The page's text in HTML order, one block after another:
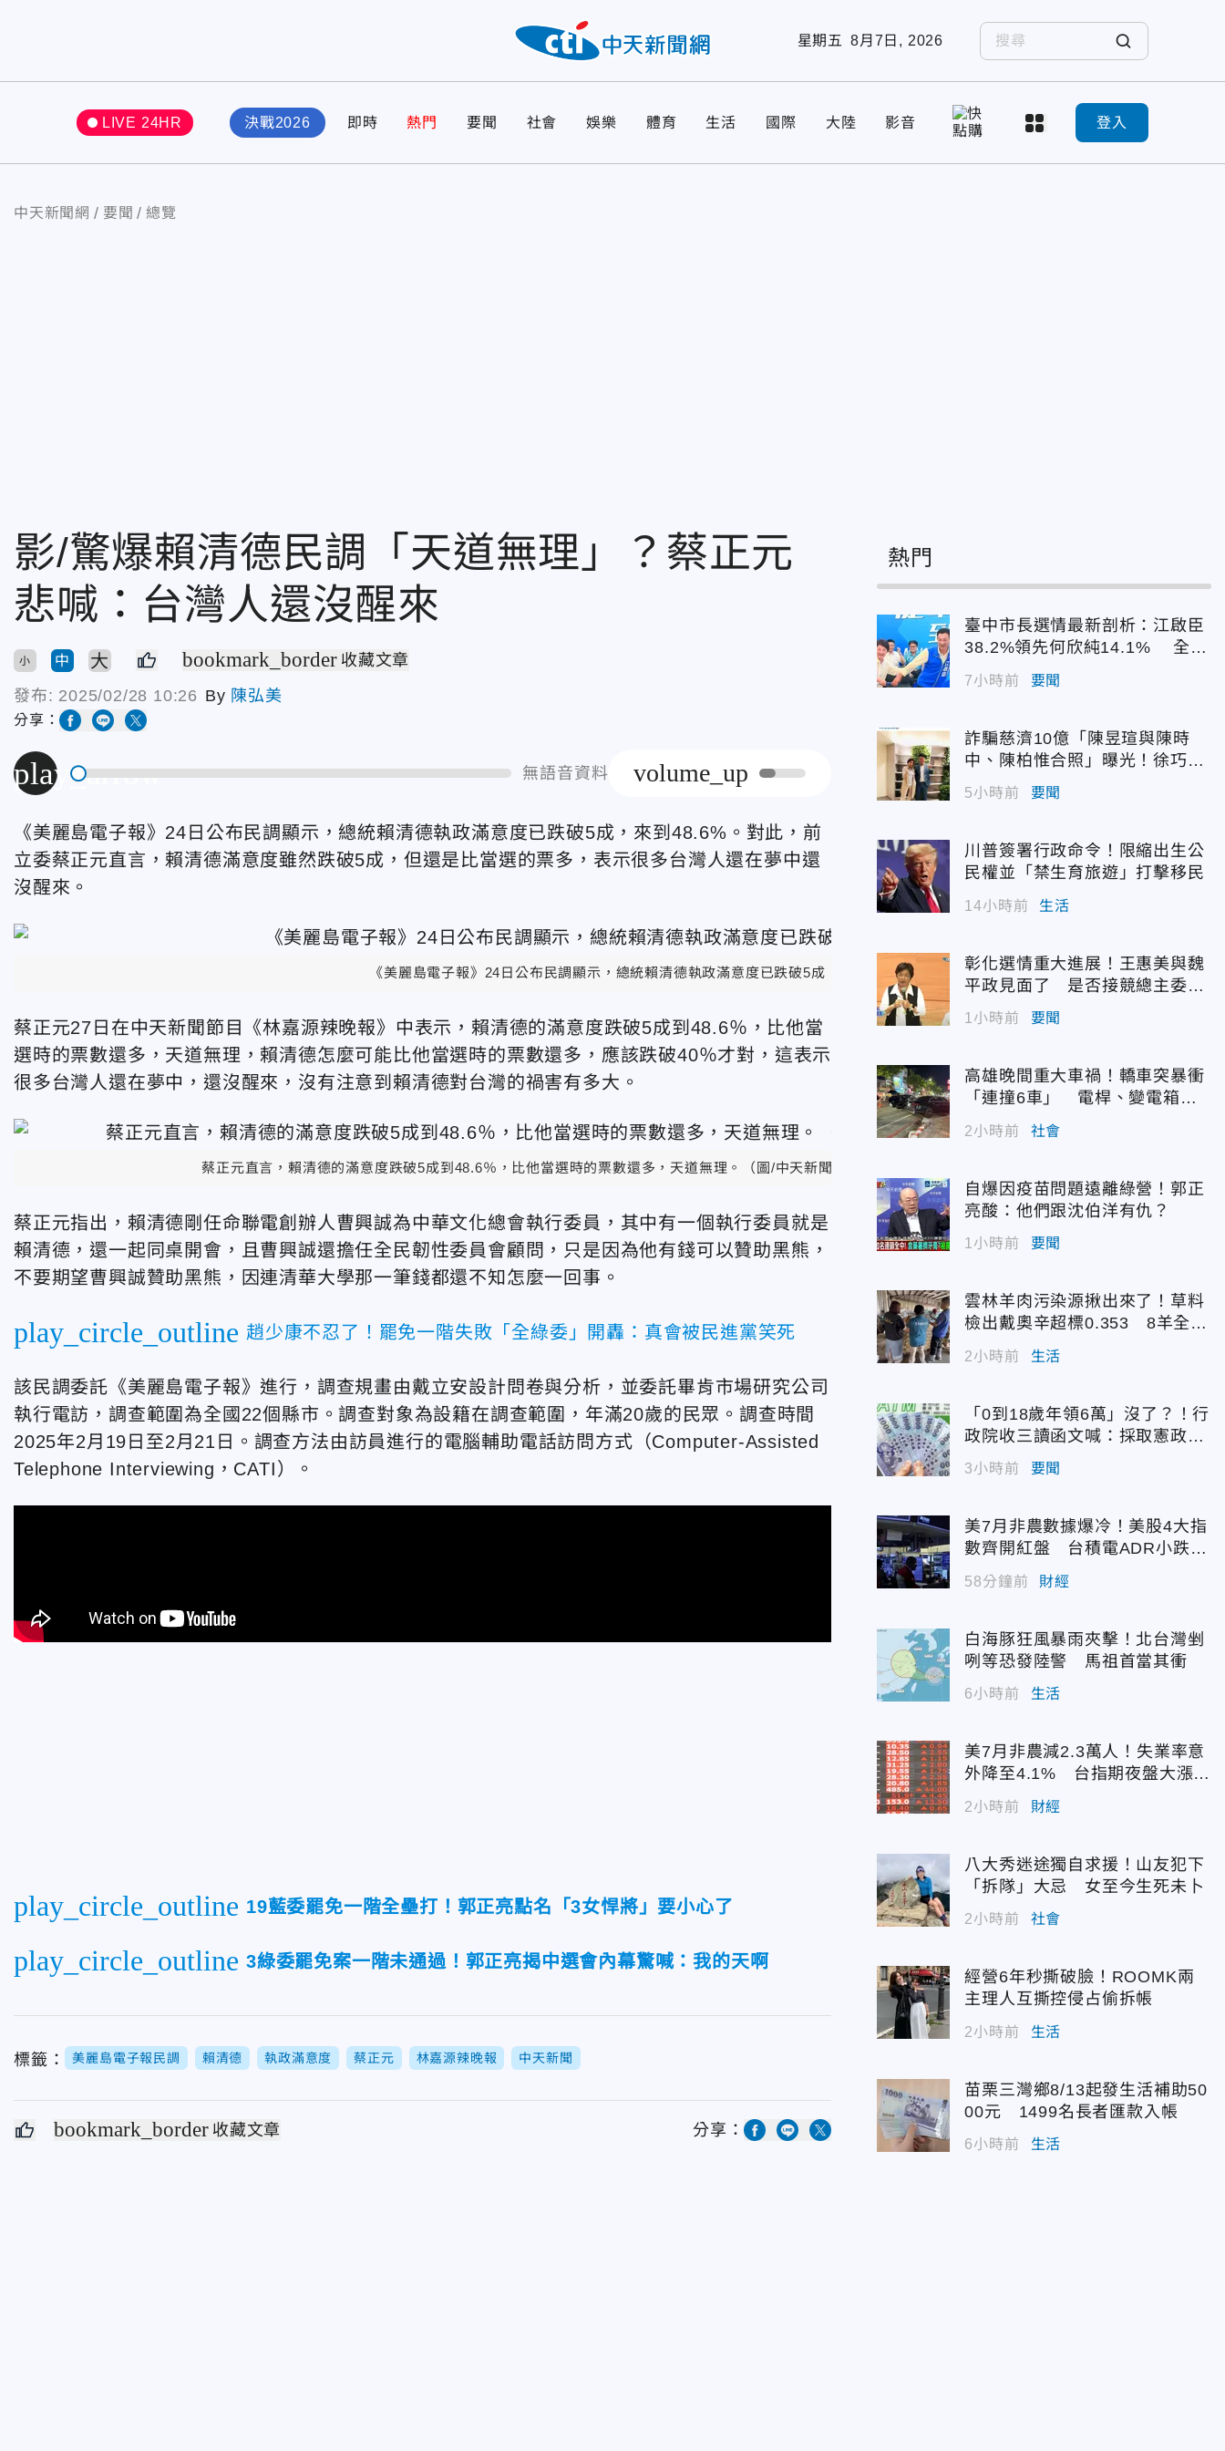
星期五 8月7日, 2026
LIVE 24HR 決戰2026 即時 熱門 要聞 社會 娛樂 體育 生活 國際 大陸 影音 登入
中天新聞網 要聞 總覽
影/驚爆賴清德民調「天道無理」？蔡正元
悲喊：台灣人還沒醒來
小 中 大 bookmark_border 收藏文章
發布: 2025/02/28 10:26 By 陳弘美
分享：
play_arrow 無語音資料 volume_up
《美麗島電子報》24日公布民調顯示，總統賴清德執政滿意度已跌破5成，來到48.6%。對此，前
立委蔡正元直言，賴清德滿意度雖然跌破5成，但還是比當選的票多，表示很多台灣人還在夢中還
沒醒來。
《美麗島電子報》24日公布民調顯示，總統賴清德執政滿意度已跌破5成，來到48.6%。（圖取自賴清德臉書）
蔡正元27日在中天新聞節目《林嘉源辣晚報》中表示，賴清德的滿意度跌破5成到48.6％，比他當
選時的票數還多，天道無理，賴清德怎麼可能比他當選時的票數還多，應該跌破40％才對，這表示
很多台灣人還在夢中，還沒醒來，沒有注意到賴清德對台灣的禍害有多大。
蔡正元直言，賴清德的滿意度跌破5成到48.6％，比他當選時的票數還多，天道無理。（圖/中天新聞）
蔡正元指出，賴清德剛任命聯電創辦人曹興誠為中華文化總會執行委員，其中有一個執行委員就是
賴清德，還一起同桌開會，且曹興誠還擔任全民韌性委員會顧問，只是因為他有錢可以贊助黑熊，
不要期望曹興誠贊助黑熊，因連清華大學那一筆錢都還不知怎麼一回事。
play_circle_outline 趙少康不忍了！罷免一階失敗「全綠委」開轟：真會被民進黨笑死
該民調委託《美麗島電子報》進行，調查規畫由戴立安設計問卷與分析，並委託畢肯市場研究公司
執行電訪，調查範圍為全國22個縣市。調查對象為設籍在調查範圍，年滿20歲的民眾。調查時間
2025年2月19日至2月21日。調查方法由訪員進行的電腦輔助電話訪問方式（Computer-Assisted
Telephone Interviewing，CATI）。
play_circle_outline 19藍委罷免一階全壘打！郭正亮點名「3女悍將」要小心了
play_circle_outline 3綠委罷免案一階未通過！郭正亮揭中選會內幕驚喊：我的天啊
標籤： 美麗島電子報民調 賴清德 執政滿意度 蔡正元 林嘉源辣晚報 中天新聞
bookmark_border 收藏文章 分享：
熱門
臺中市長選情最新剖析：江啟臣
38.2%領先何欣純14.1% 全世
代支持度全面居首
7小時前 要聞
詐騙慈濟10億「陳昱瑄與陳時
中、陳柏惟合照」曝光！徐巧芯
震撼出手
5小時前 要聞
川普簽署行政命令！限縮出生公
民權並「禁生育旅遊」打擊移民
14小時前 生活
彰化選情重大進展！王惠美與魏
平政見面了 是否接競總主委態
度曝光
1小時前 要聞
高雄晚間重大車禍！轎車突暴衝
「連撞6車」 電桿、變電箱全
遭殃
2小時前 社會
自爆因疫苗問題遠離綠營！郭正
亮酸：他們跟沈伯洋有仇？
1小時前 要聞
雲林羊肉污染源揪出來了！草料
檢出戴奧辛超標0.353 8羊全撲
殺化製
2小時前 生活
「0到18歲年領6萬」沒了？！行
政院收三讀函文喊：採取憲政作
為
3小時前 要聞
美7月非農數據爆冷！美股4大指
數齊開紅盤 台積電ADR小跌0.
45%
58分鐘前 財經
白海豚狂風暴雨夾擊！北台灣剉
咧等恐發陸警 馬祖首當其衝
6小時前 生活
美7月非農減2.3萬人！失業率意
外降至4.1% 台指期夜盤大漲7
45點
2小時前 財經
八大秀迷途獨自求援！山友犯下
「拆隊」大忌 女至今生死未卜
2小時前 社會
經營6年秒撕破臉！ROOMK兩
主理人互撕控侵占偷拆帳
2小時前 生活
苗栗三灣鄉8/13起發生活補助50
00元 1499名長者匯款入帳
6小時前 生活